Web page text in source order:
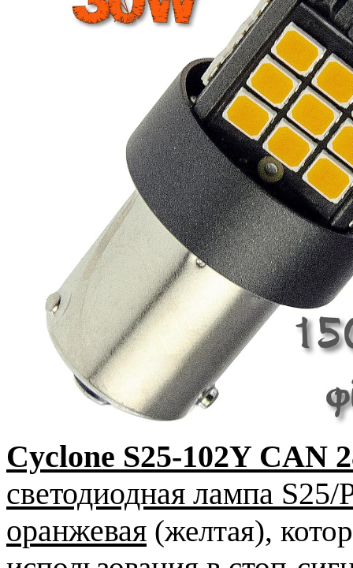
Cyclone S25-102Y CAN
светодиодная лампа
оранжевая (желтая),